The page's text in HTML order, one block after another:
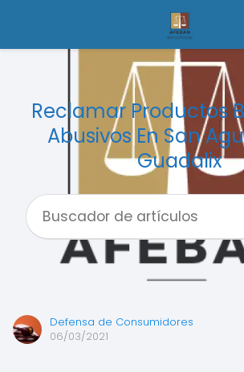
Reclamar Productos
Abusivos En San
Guadalix
Defensa de Consumidores
06/03/2021